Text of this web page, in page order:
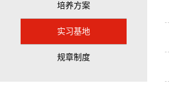
培养方案
实习基地
规章制度